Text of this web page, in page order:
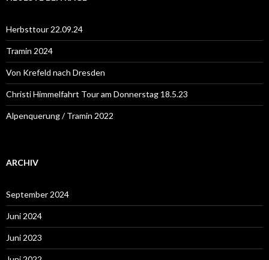
a
c
h
:
Herbsttour 22.09.24
Tramin 2024
Von Krefeld nach Dresden
Christi Himmelfahrt Tour am Donnerstag 18.5.23
Alpenquerung / Tramin 2022
ARCHIV
September 2024
Juni 2024
Juni 2023